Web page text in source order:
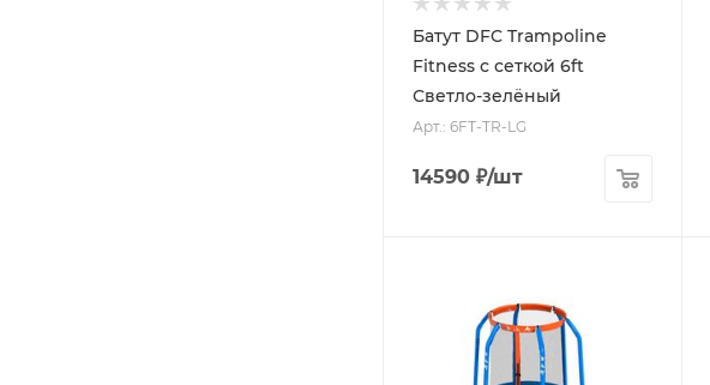
Батут DFC Trampoline
Fitness с сеткой 6ft
Светло-зелёный
Арт.: 6FT-TR-LG
14590 ₽/шт